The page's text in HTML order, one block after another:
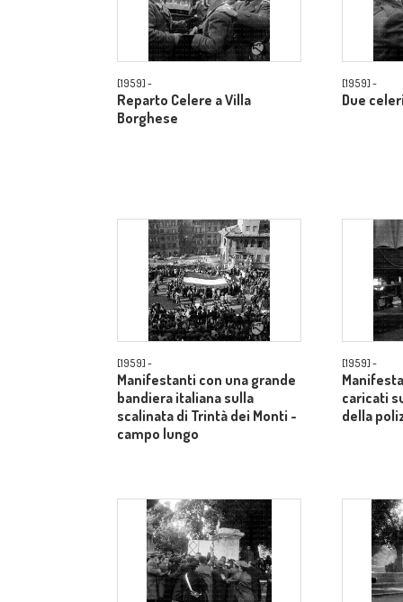
[1959] -
Reparto Celere a Villa
Borghese
[1959] -
Due
[1959] -
Manifestanti con una grande
bandiera italiana sulla
scalinata di Trintà dei Monti -
campo lungo
[1959] -
caricati
della